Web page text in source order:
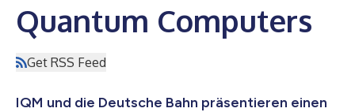
Quantum Computers
Get RSS Feed
IQM und die Deutsche Bahn präsentieren einen